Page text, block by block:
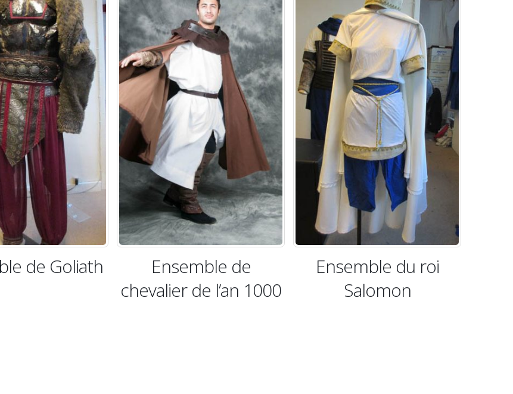
Ensemble de
de l’an 1000
Ensemble du roi
Salomon
Ensemble de
danseuse égyptienne